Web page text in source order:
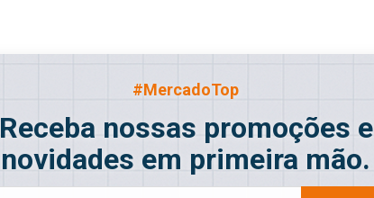
#MercadoTop
Receba nossas promoções e
novidades em primeira mão.